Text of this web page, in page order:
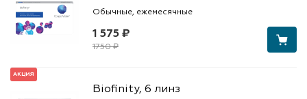
1 575 ₽
1750 ₽
Обычные, ежемесячные
АКЦИЯ
Biofinity, 6 линз